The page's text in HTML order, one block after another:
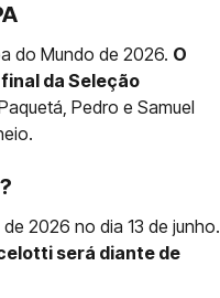
do Mundo de 2026. O
da Seleção
Pedro e Samuel
2026 no dia 13 de junho.
será diante de